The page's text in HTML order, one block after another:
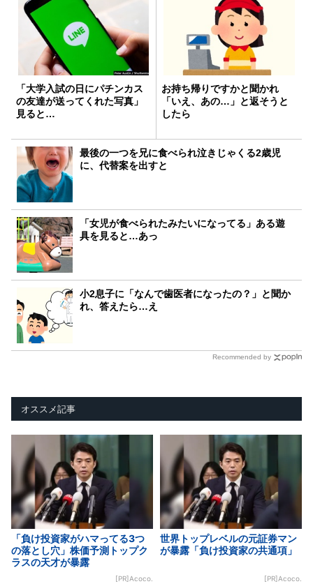
「大学入試の日にパチンカス
の友達が送ってくれた写真」
見ると…
お持ち帰りですかと聞かれ
「いえ、あの…」と返そうと
したら
最後の一つを兄に食べられ泣きじゃくる2歳児
に、代替案を出すと
「女児が食べられたみたいになってる」ある遊
具を見ると…あっ
小2息子に「なんで歯医者になったの？」と聞か
れ、答えたら…え
Recommended by
オススメ記事
「負け投資家がハマってる3つ
の落とし穴」株価予測トップク
ラスの天才が暴露
[PR]Acoco.
世界トップレベルの元証券マン
が暴露「負け投資家の共通項」
[PR]Acoco.